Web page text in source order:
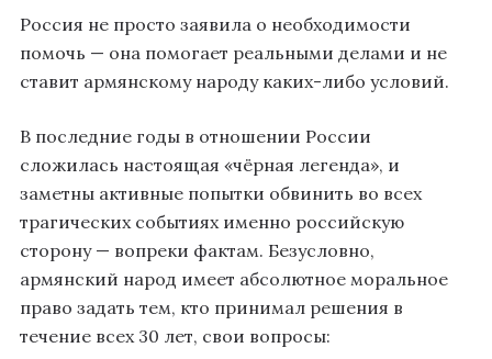
Россия не просто заявила о необходимости
помочь — она помогает реальными делами и не
ставит армянскому народу каких-либо условий.
В последние годы в отношении России
сложилась настоящая «чёрная легенда», и
заметны активные попытки обвинить во всех
трагических событиях именно российскую
сторону — вопреки фактам. Безусловно,
армянский народ имеет абсолютное моральное
право задать тем, кто принимал решения в
течение всех 30 лет, свои вопросы: